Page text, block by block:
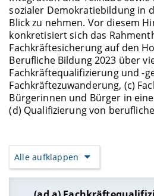
sozialer Demokratiebildung in
Blick zu nehmen. Vor diesem
konkretisiert sich das
Fachkräftesicherung auf den
Berufliche Bildung 2023 über
Fachkräftequalifizierung und -
Fachkräftezuwanderung, (c)
Bürgerinnen und Bürger in
(d) Qualifizierung von
Alle aufklappen